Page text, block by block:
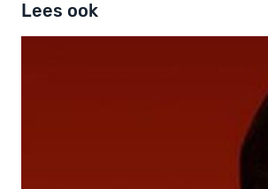
Lees ook